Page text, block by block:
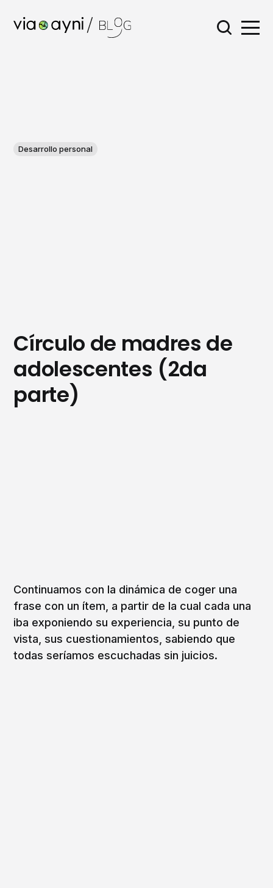
Desarrollo personal
Círculo de madres de
adolescentes (2da
parte)
Continuamos con la dinámica de coger una
frase con un ítem, a partir de la cual cada una
iba exponiendo su experiencia, su punto de
vista, sus cuestionamientos, sabiendo que
todas seríamos escuchadas sin juicios.